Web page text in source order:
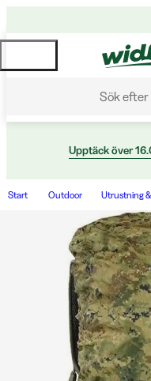
Sök
Upptäck över
Start Outdoor Utrustning